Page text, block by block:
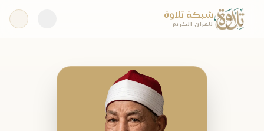
شبكة تلاوة
للقرآن الكريم